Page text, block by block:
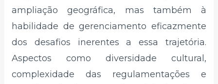
ampliação geográfica, mas também à
habilidade de gerenciamento eficazmente
dos desafios inerentes a essa trajetória.
Aspectos como diversidade cultural,
complexidade das regulamentações e